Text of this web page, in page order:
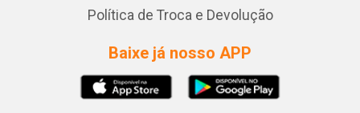
Política de Troca e Devolução
Baixe já nosso APP